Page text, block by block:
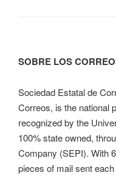
SOBRE LOS
Sociedad Estatal de
Correos, is the national
recognized by the
100% state owned,
Company (SEPI). With
pieces of mail sent